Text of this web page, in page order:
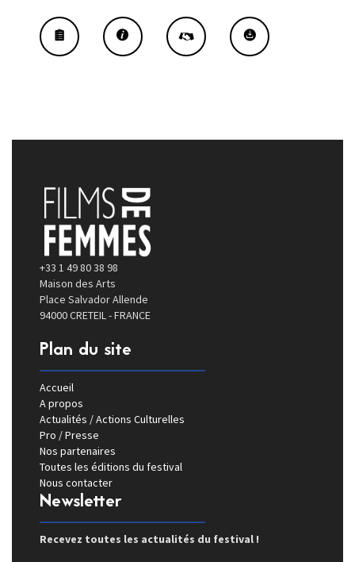
+33 1 49 80 38 98
Maison des Arts
Place Salvador Allende
94000 CRETEIL - FRANCE
Plan du site
Accueil
A propos
Actualités / Actions Culturelles
Pro / Presse
Nos partenaires
Toutes les éditions du festival
Nous contacter
Newsletter
Recevez toutes les actualités du festival !